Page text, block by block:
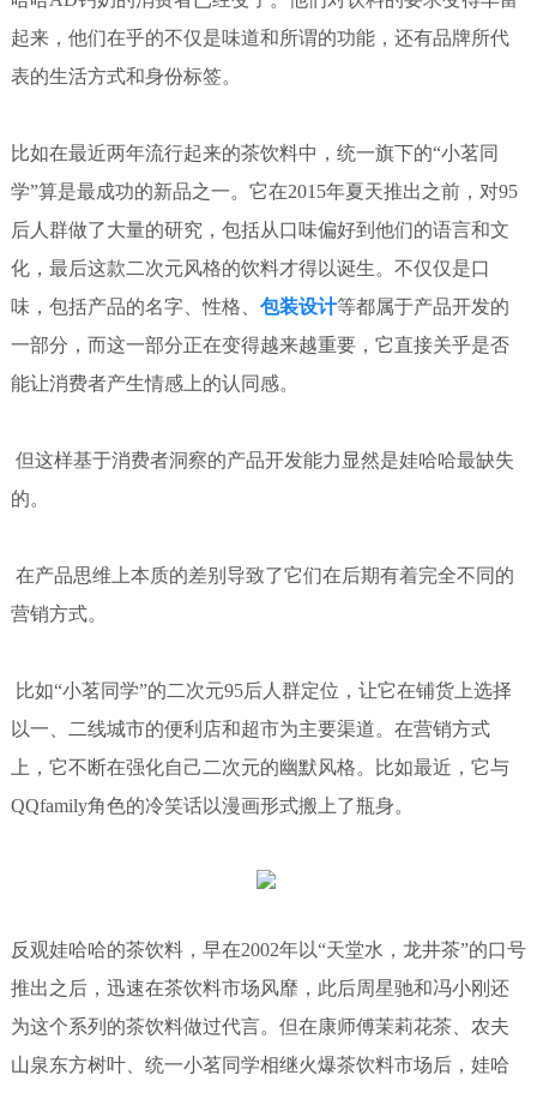
起来，他们在乎的不仅是味道和所谓的功能，还有品牌所代
表的生活方式和身份标签。
比如在最近两年流行起来的茶饮料中，统一旗下的“小茗同
学”算是最成功的新品之一。它在2015年夏天推出之前，对95
后人群做了大量的研究，包括从口味偏好到他们的语言和文
化，最后这款二次元风格的饮料才得以诞生。不仅仅是口
味，包括产品的名字、性格、 包装设计等都属于产品开发的
一部分，而这一部分正在变得越来越重要，它直接关乎是否
能让消费者产生情感上的认同感。
但这样基于消费者洞察的产品开发能力显然是娃哈哈最缺失
的。
在产品思维上本质的差别导致了它们在后期有着完全不同的
营销方式。
比如“小茗同学”的二次元95后人群定位，让它在铺货上选择
以一、二线城市的便利店和超市为主要渠道。在营销方式
上，它不断在强化自己二次元的幽默风格。比如最近，它与
QQfamily角色的冷笑话以漫画形式搬上了瓶身。
反观娃哈哈的茶饮料，早在2002年以“天堂水，龙井茶”的口号
推出之后，迅速在茶饮料市场风靡，此后周星驰和冯小刚还
为这个系列的茶饮料做过代言。但在康师傅茉莉花茶、农夫
山泉东方树叶、统一小茗同学相继火爆茶饮料市场后，娃哈